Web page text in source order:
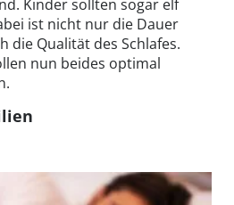
Kinder sollten sogar elf
ist nicht nur die Dauer
die Qualität des Schlafes.
nun beides optimal